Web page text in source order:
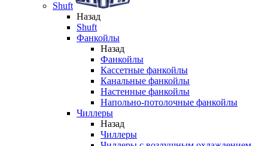
Shuft
Назад
Shuft
Фанкойлы
Назад
Фанкойлы
Кассетные фанкойлы
Канальные фанкойлы
Настенные фанкойлы
Напольно-потолочные фанкойлы
Чиллеры
Назад
Чиллеры